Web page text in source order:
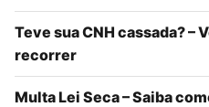
Teve sua CNH cassada? –
recorrer
Multa Lei Seca – Saiba